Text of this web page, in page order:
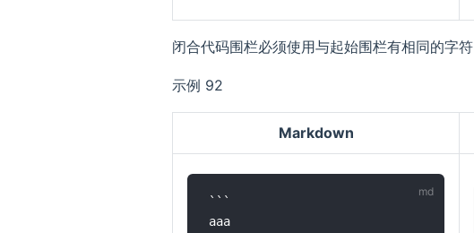
闭合代码围栏必须使用与起始围栏有相同的字符
示例 92
Markdown
```
aaa